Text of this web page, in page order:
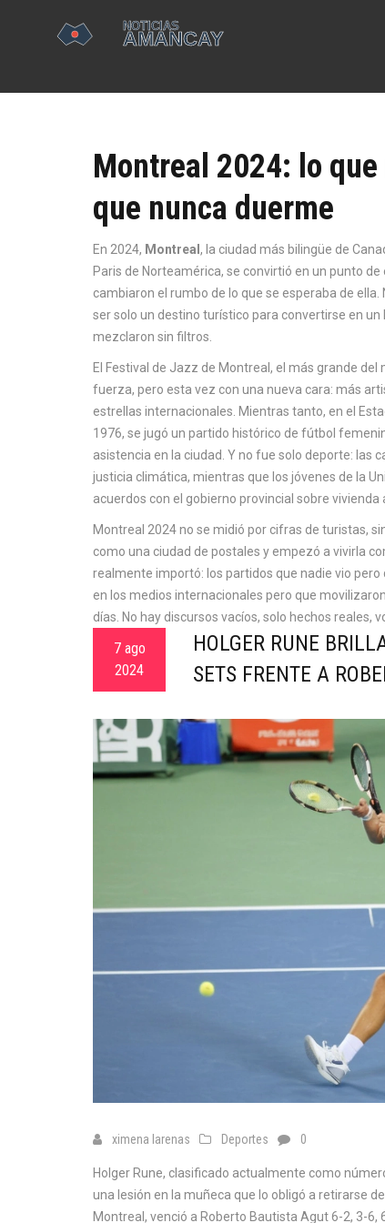
Montreal 2024: lo
que nunca duerme
En 2024, Montreal , la ciudad más bilingüe de
Paris de Norteamérica, se convirtió en un punto
cambiaron el rumbo de lo que se esperaba de ella.
ser solo un destino turístico para convertirse en
mezclaron sin filtros.
El Festival de Jazz de Montreal , el más grande del
fuerza, pero esta vez con una nueva cara: más
estrellas internacionales. Mientras tanto, en el
1976, se jugó un partido histórico de fútbol
asistencia en la ciudad. Y no fue solo deporte: las
justicia climática, mientras que los jóvenes de la
acuerdos con el gobierno provincial sobre vivienda
Montreal 2024 no se midió por cifras de turistas,
como una ciudad de postales y empezó a vivirla
realmente importó: los partidos que nadie vio
en los medios internacionales pero que
días. No hay discursos vacíos, solo hechos reales,
7 ago
2024
HOLGER RUNE
SETS FRENTE A
ximena larenas Deportes 0
Holger Rune, clasificado actualmente como
una lesión en la muñeca que lo obligó a retirarse
Montreal, venció a Roberto Bautista Agut 6-2, 3-